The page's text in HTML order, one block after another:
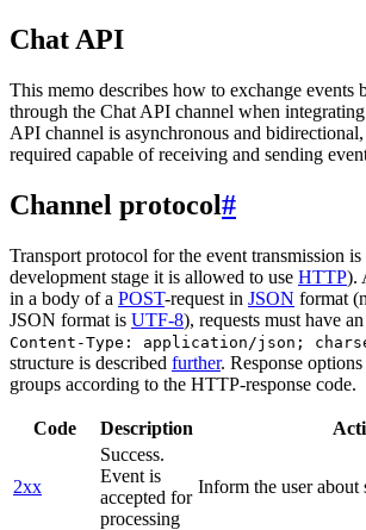
Chat API
This memo describes how to exchange events
through the Chat API channel when
API channel is asynchronous and
required capable of receiving and sending
Channel protocol#
Transport protocol for the event transmission is
development stage it is allowed to use HTTP).
in a body of a POST-request in JSON format
JSON format is UTF-8), requests must have
Content-Type: application/json;
structure is described further. Response
groups according to the HTTP-response code.
Code Description
2xx
Success.
Event is
accepted for
processing
Inform the user about